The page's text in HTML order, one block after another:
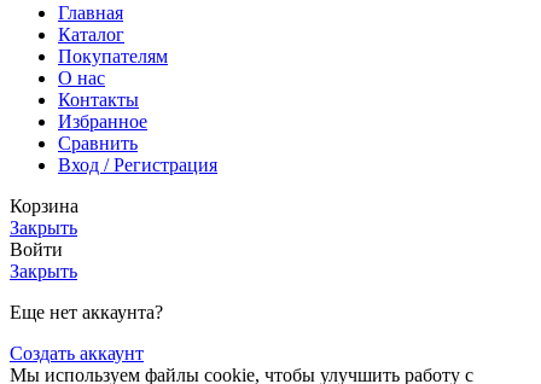
Главная
Каталог
Покупателям
О нас
Контакты
Избранное
Сравнить
Вход / Регистрация
Корзина
Закрыть
Войти
Закрыть
Еще нет аккаунта?
Создать аккаунт
Мы используем файлы cookie, чтобы улучшить работу с